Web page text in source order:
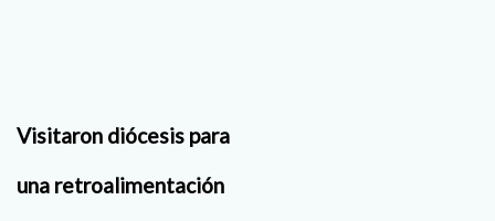
Visitaron diócesis para
una retroalimentación